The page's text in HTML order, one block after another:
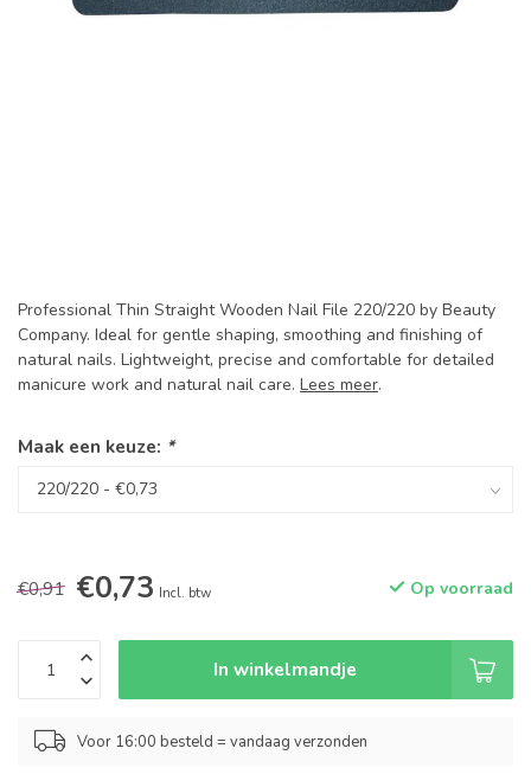
Professional Thin Straight Wooden Nail File 220/220 by Beauty
Company. Ideal for gentle shaping, smoothing and finishing of
natural nails. Lightweight, precise and comfortable for detailed
manicure work and natural nail care. Lees meer.
Maak een keuze: *
€0,91 €0,73 Incl. btw Op voorraad
In winkelmandje
Voor 16:00 besteld = vandaag verzonden